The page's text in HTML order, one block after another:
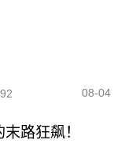
08-04
路狂飙！